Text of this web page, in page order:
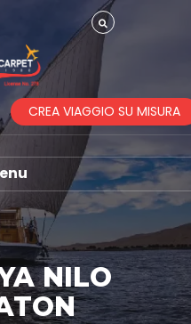
CREA VIAGGIO SU MISURA
NILO